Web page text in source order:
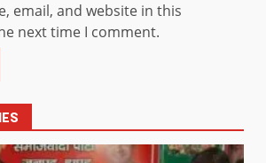
email, and website in this
next time I comment.